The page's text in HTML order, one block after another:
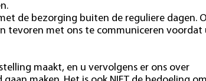
de bezorging buiten de reguliere dagen.
tevoren met ons te communiceren voordat
maakt, en u vervolgens er ons over